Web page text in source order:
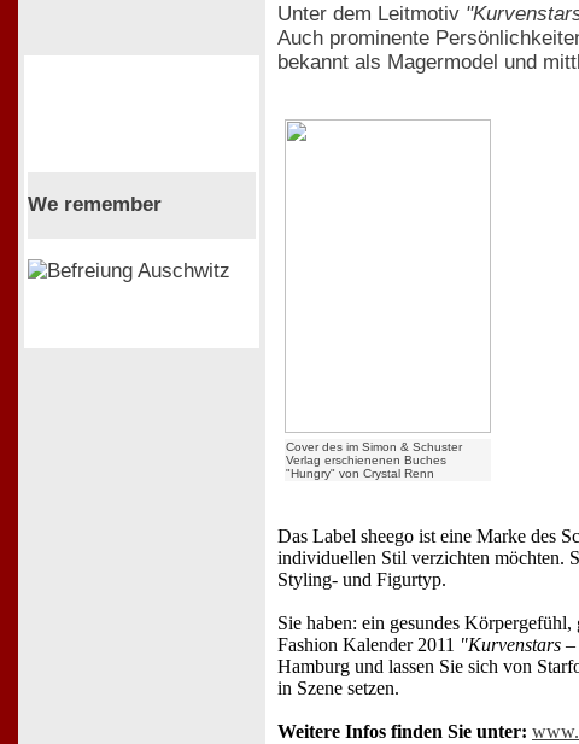
We remember
Unter dem Leitmotiv
Auch prominente
bekannt als Magermodel und
Cover des im Simon & Schuster
Verlag erschienenen Buches
"Hungry" von Crystal Renn
Das Label sheego ist eine Marke des
individuellen Stil verzichten möchten.
Styling- und Figurtyp.
Sie haben: ein gesundes
Fashion Kalender 2011 "Kurvenstars
Hamburg und lassen Sie sich von
in Szene setzen.
Weitere Infos finden Sie unter: